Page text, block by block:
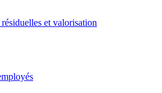
et valorisation